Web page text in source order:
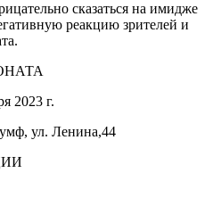
сказаться на имидже
реакцию зрителей и
2023 г.
ул. Ленина,44